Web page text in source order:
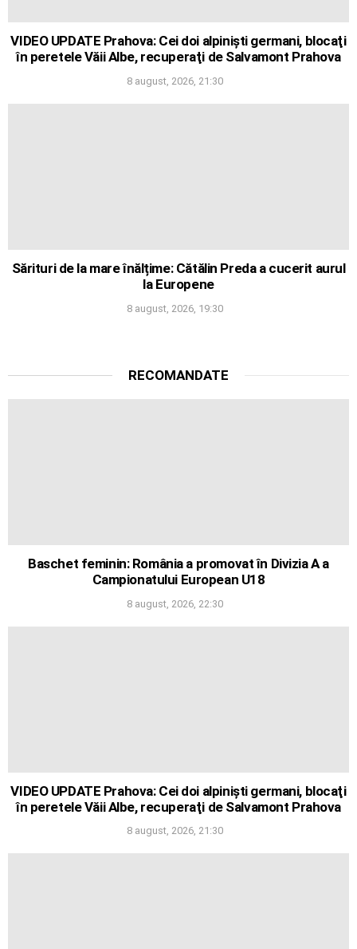
VIDEO UPDATE Prahova: Cei doi alpinişti germani, blocaţi
în peretele Văii Albe, recuperaţi de Salvamont Prahova
8 august, 2026, 21:30
Sărituri de la mare înălțime: Cătălin Preda a cucerit aurul
la Europene
8 august, 2026, 19:30
RECOMANDATE
Baschet feminin: România a promovat în Divizia A a
Campionatului European U18
8 august, 2026, 22:30
VIDEO UPDATE Prahova: Cei doi alpinişti germani, blocaţi
în peretele Văii Albe, recuperaţi de Salvamont Prahova
8 august, 2026, 21:30